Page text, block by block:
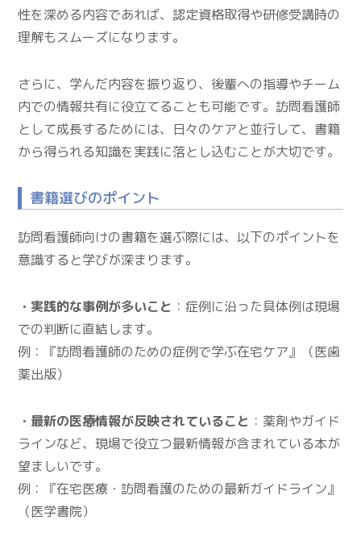
性を深める内容であれば、認定資格取得や研修受講時の
理解もスムーズになります。
さらに、学んだ内容を振り返り、後輩への指導やチーム
内での情報共有に役立てることも可能です。訪問看護師
として成長するためには、日々のケアと並行して、書籍
から得られる知識を実践に落とし込むことが大切です。
書籍選びのポイント
訪問看護師向けの書籍を選ぶ際には、以下のポイントを
意識すると学びが深まります。
・実践的な事例が多いこと ：症例に沿った具体例は現場
での判断に直結します。
例：『訪問看護師のための症例で学ぶ在宅ケア』（医歯
薬出版）
・最新の医療情報が反映されていること ：薬剤やガイド
ラインなど、現場で役立つ最新情報が含まれている本が
望ましいです。
例：『在宅医療・訪問看護のための最新ガイドライン』
（医学書院）